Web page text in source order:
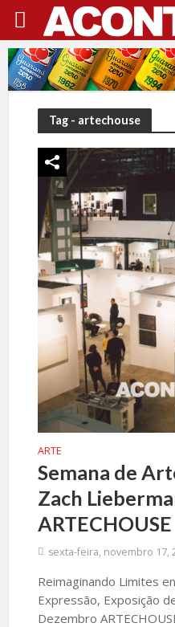
Tag - artechouse
ARTE
Semana de
Zach
ARTECHOUSE
sexta-feira, novembro 17,
Reimaginando Limites
Expressão, Exposição
Dezembro